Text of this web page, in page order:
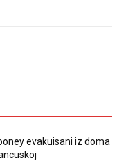
evakuisani iz doma